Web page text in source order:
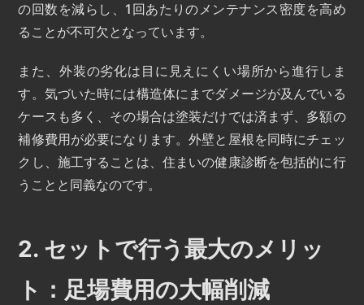
の回数を減らし、1回あたりのメンテナンス密度を高め
ることが不可欠となっています。
また、外装の劣化は目に見えにくい場所から進行しま
す。気づいた時には構造体にまでダメージが及んでいる
ケースも多く、その場合は塗装だけでは済まず、多額の
補修費用が必要になります。外壁と屋根を同時にチェッ
クし、施工することは、住まいの健康診断を包括的に行
うことと同義なのです。
2. セットで行う最大のメリッ
ト：足場費用の大幅削減